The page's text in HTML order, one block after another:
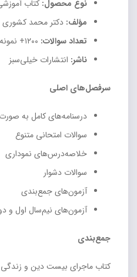
نوع محصول: کتاب
مؤلف: دکتر محمد کشوری
تعداد سوالات:
ناشر: انتشارات خیلی‌سبز
سرفصل‌های اصلی
درسنامه‌های کامل به
سوالات امتحانی متنوع
خلاصه‌درس‌های نموداری
سوالات دشوار
آزمون‌های جمع‌بندی
آزمون‌های نیم‌سال اول و
جمع‌بندی
کتاب ماجرای بیست دین و زندگی